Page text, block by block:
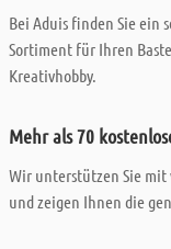
Bei Aduis finden Sie ein
Sortiment für Ihren
Kreativhobby.
Mehr als 70
Wir unterstützen Sie mit
und zeigen Ihnen die